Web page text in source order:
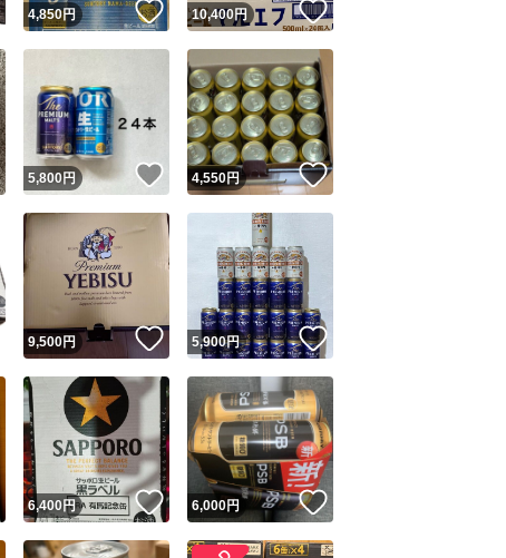
スピード発送 このユーザーは高頻度で24時間以内に発送しています
安心発送 このユーザーは設定した発送日数内に発送しています
いいね！
4,850円 いいね！
10,400円 いいね！
いいね！
5,800円 いいね！
4,550円 いいね！
いいね！
9,500円 いいね！
5,900円
いいね！
6,400円 いいね！
6,000円